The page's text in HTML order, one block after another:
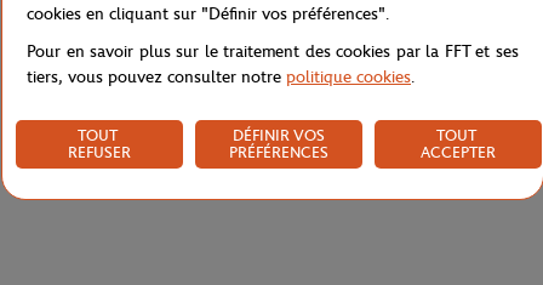
cookies en cliquant sur "Définir vos préférences".
Pour en savoir plus sur le traitement des cookies par la FFT et ses
tiers, vous pouvez consulter notre politique cookies.
TOUT
REFUSER
DÉFINIR VOS
PRÉFÉRENCES
TOUT
ACCEPTER